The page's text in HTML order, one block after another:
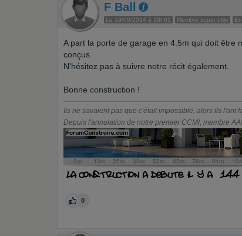
F Ball
Le 19/09/2014 à 18h01 Membre super utile
A part la porte de garage en 4.5m qui doit être
conçus.
N'hésitez pas à suivre notre récit également.
Bonne construction !
Ils ne savaient pas que c'était impossible, alors ils l'ont
Depuis l'annulation de notre premier CCMI, membre
0